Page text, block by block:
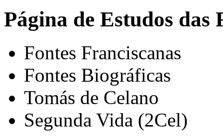
Página de Estudos das
Fontes Franciscanas
Fontes Biográficas
Tomás de Celano
Segunda Vida (2Cel)